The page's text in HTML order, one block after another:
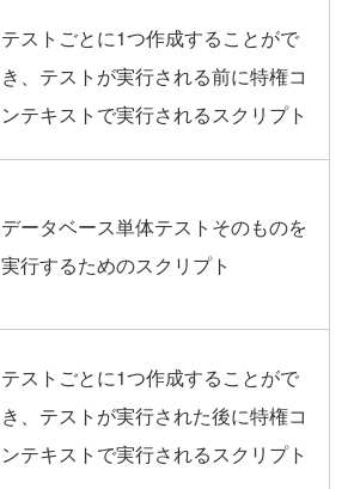
テストごとに1つ作成することがで
き、テストが実行される前に特権コ
ンテキストで実行されるスクリプト
データベース単体テストそのものを
実行するためのスクリプト
テストごとに1つ作成することがで
き、テストが実行された後に特権コ
ンテキストで実行されるスクリプト